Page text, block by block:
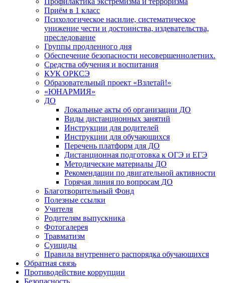
Приём в 1 класс
Психологическое насилие, систематическое
унижение чести и достоинства, издевательства,
преследование
Группы продленного дня
Обеспечение безопасности несовершеннолетних.
Средства обучения и воспитания
КУК ОРКСЭ
Образовательный проект «Взлетай!»
«ЮНАРМИЯ»
ДО
Локальные акты об организации ДО
Виды дистанционных занятий
Инструкции для родителей
Инструкции для обучающихся
Перечень платформ для ДО
Дистанционная подготовка к ОГЭ и ЕГЭ
Методические материалы ДО
Рекомендации по двигательной активности
Горячая линия по вопросам ДО
Благотворительный Фонд
Полезные ссылки
Учителя
Родителям выпускника
Фотогалерея
Травматизм
Суициды
Правила внутреннего распорядка обучающихся
Обратная связь
Противодействие коррупции